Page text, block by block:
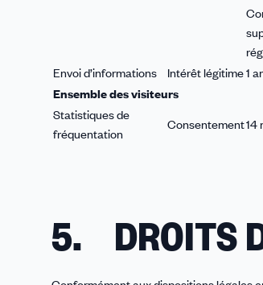
Envoi d’informations
Intérêt légitime1
Ensemble des visiteurs
Statistiques de
fréquentation
Consentement14
5. DROITS